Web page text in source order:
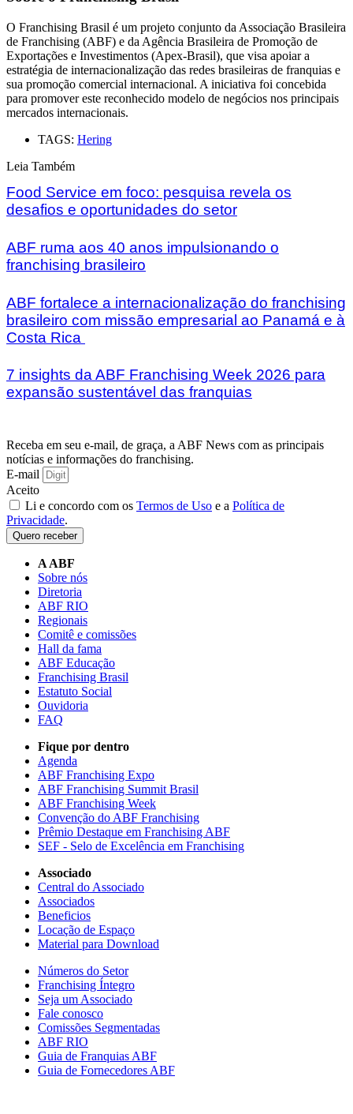
O Franchising Brasil é um projeto conjunto da Associação Brasileira
de Franchising (ABF) e da Agência Brasileira de Promoção de
Exportações e Investimentos (Apex-Brasil), que visa apoiar a
estratégia de internacionalização das redes brasileiras de franquias e
sua promoção comercial internacional. A iniciativa foi concebida
para promover este reconhecido modelo de negócios nos principais
mercados internacionais.
TAGS: Hering
Leia Também
Food Service em foco: pesquisa revela os
desafios e oportunidades do setor
ABF ruma aos 40 anos impulsionando o
franchising brasileiro
ABF fortalece a internacionalização do franchising
brasileiro com missão empresarial ao Panamá e à
Costa Rica
7 insights da ABF Franchising Week 2026 para
expansão sustentável das franquias
Receba em seu e-mail, de graça, a ABF News com as principais
notícias e informações do franchising.
E-mail
Aceito
Li e concordo com os Termos de Uso e a Política de
Privacidade.
Quero receber
A ABF
Sobre nós
Diretoria
ABF RIO
Regionais
Comitê e comissões
Hall da fama
ABF Educação
Franchising Brasil
Estatuto Social
Ouvidoria
FAQ
Fique por dentro
Agenda
ABF Franchising Expo
ABF Franchising Summit Brasil
ABF Franchising Week
Convenção do ABF Franchising
Prêmio Destaque em Franchising ABF
SEF - Selo de Excelência em Franchising
Associado
Central do Associado
Associados
Beneficios
Locação de Espaço
Material para Download
Números do Setor
Franchising Íntegro
Seja um Associado
Fale conosco
Comissões Segmentadas
ABF RIO
Guia de Franquias ABF
Guia de Fornecedores ABF